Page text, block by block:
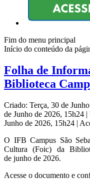
Fim do menu principal
Início do conteúdo da
Folha de
Biblioteca
Criado: Terça, 30 de
de Junho de 2026, 15h24 |
Junho de 2026, 15h24 |
O IFB Campus São
Cultura (Foic) da
de junho de 2026.
Acesse o documento e